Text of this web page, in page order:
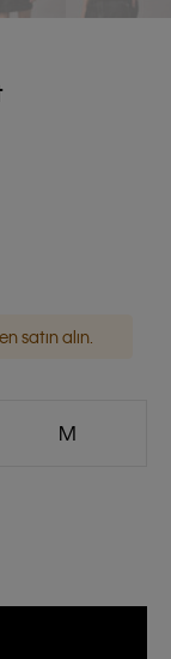
satın alın.
M